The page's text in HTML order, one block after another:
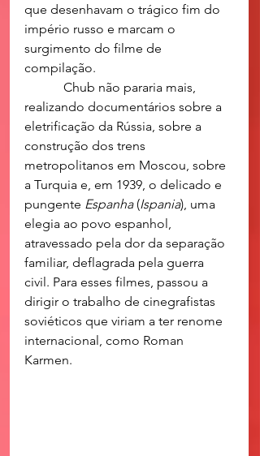
que desenhavam o trágico fim do
império russo e marcam o
surgimento do filme de
compilação.
realizando documentários sobre a
eletrificação da Rússia, sobre a
construção dos trens
metropolitanos em Moscou, sobre
a Turquia e, em 1939, o delicado e
pungente Espanha (Ispania), uma
elegia ao povo espanhol,
atravessado pela dor da separação
familiar, deflagrada pela guerra
civil. Para esses filmes, passou a
dirigir o trabalho de cinegrafistas
soviéticos que viriam a ter renome
internacional, como Roman
Karmen.